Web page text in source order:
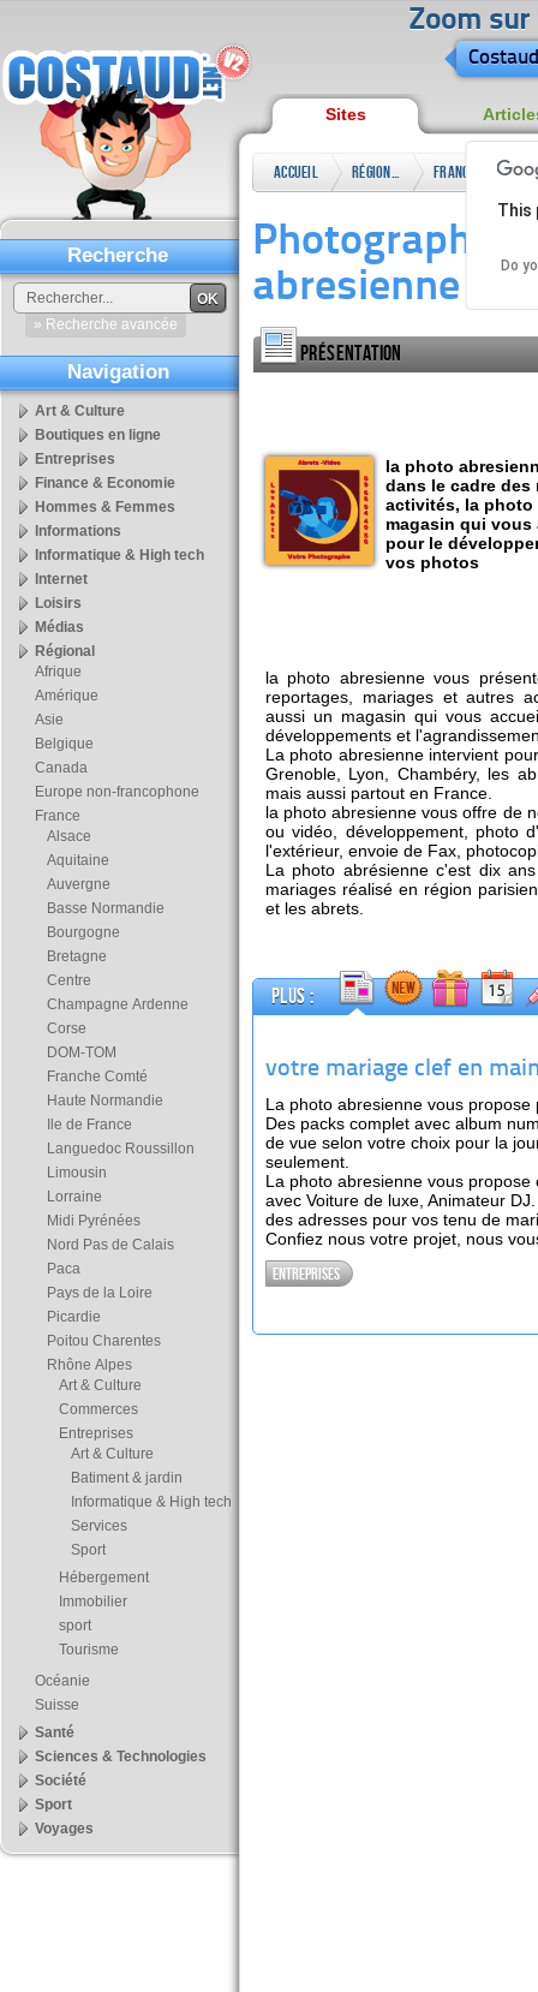
Zoom sur
Sites
Accueil Régional France
Photographe
abresienne
Présentation
la photo
dans le cadre des
activités, la photo
magasin qui
pour le
vos photos
la photo abresienne vous
reportages, mariages et autres
aussi un magasin qui vous
développements et
La photo abresienne intervient
Grenoble, Lyon, Chambéry, les
mais aussi partout en France.
la photo abresienne vous offre de
ou vidéo, développement, photo
l'extérieur, envoie de Fax,
La photo abrésienne c'est dix
mariages réalisé en région
et les abrets.
Plus :
votre mariage clef en
La photo abresienne vous
Des packs complet avec album
de vue selon votre choix pour la
seulement.
La photo abresienne vous
avec Voiture de luxe, Animateur DJ.
des adresses pour vos tenu de
Confiez nous votre projet, nous
Entreprises
This
Do
Recherche
OK
» Recherche avancée
Navigation
Art & Culture
Boutiques en ligne
Entreprises
Finance & Economie
Hommes & Femmes
Informations
Informatique & High tech
Internet
Loisirs
Médias
Régional
Afrique
Amérique
Asie
Belgique
Canada
Europe non-francophone
France
Alsace
Aquitaine
Auvergne
Basse Normandie
Bourgogne
Bretagne
Centre
Champagne Ardenne
Corse
DOM-TOM
Franche Comté
Haute Normandie
Ile de France
Languedoc Roussillon
Limousin
Lorraine
Midi Pyrénées
Nord Pas de Calais
Paca
Pays de la Loire
Picardie
Poitou Charentes
Rhône Alpes
Art & Culture
Commerces
Entreprises
Art & Culture
Batiment & jardin
Informatique & High tech
Services
Sport
Hébergement
Immobilier
sport
Tourisme
Océanie
Suisse
Santé
Sciences & Technologies
Société
Sport
Voyages